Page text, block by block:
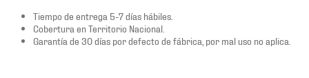
Tiempo de entrega 5-7 días hábiles.
Cobertura en Territorio Nacional.
Garantía de 30 días por defecto de fábrica, por mal uso no aplica.